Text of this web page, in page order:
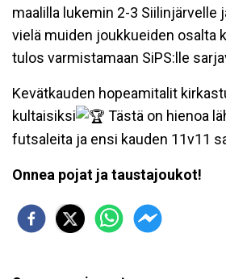
maalilla lukemin 2-3 Siilinjärvelle
vielä muiden joukkueiden osalta
tulos varmistamaan SiPS:lle
Kevätkauden hopeamitalit
kultaisiksi
Tästä on hienoa
futsaleita ja ensi kauden 11v11
Onnea pojat ja taustajoukot!